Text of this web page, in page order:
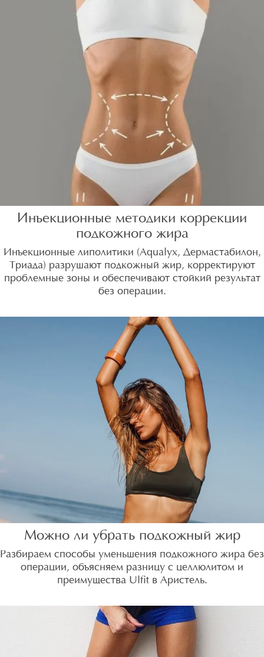
Инъекционные методики коррекции
подкожного жира
Инъекционные липолитики (Aqualyx, Дермастабилон,
Триада) разрушают подкожный жир, корректируют
проблемные зоны и обеспечивают стойкий результат
без операции.
Можно ли убрать подкожный жир
Разбираем способы уменьшения подкожного жира без
операции, объясняем разницу с целлюлитом и
преимущества Ulfit в Аристель.